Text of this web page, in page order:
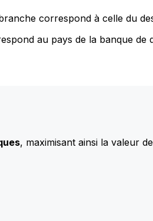
correspond à celle du
au pays de la banque de
, maximisant ainsi la valeur